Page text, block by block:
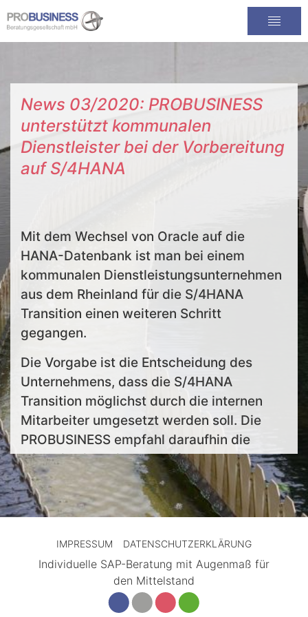
News 03/2020: PROBUSINESS
unterstützt kommunalen
Dienstleister bei der Vorbereitung
auf S/4HANA
Mit dem Wechsel von Oracle auf die
HANA-Datenbank ist man bei einem
kommunalen Dienstleistungsunternehmen
aus dem Rheinland für die S/4HANA
Transition einen weiteren Schritt
gegangen.
Die Vorgabe ist die Entscheidung des
Unternehmens, dass die S/4HANA
Transition möglichst durch die internen
Mitarbeiter umgesetzt werden soll. Die
PROBUSINESS empfahl daraufhin die
Migration in kleinen nachfolgenden
Schritten. Die Vorteile liegen auf der Hand:
die Komplexität des Projekts wird
weniger Konflikte mit dem
Tagesgeschäft für die internen
besserer Know How-Aufbau für die
IMPRESSUM DATENSCHUTZERKLÄRUNG
Individuelle SAP-Beratung mit Augenmaß für
den Mittelstand